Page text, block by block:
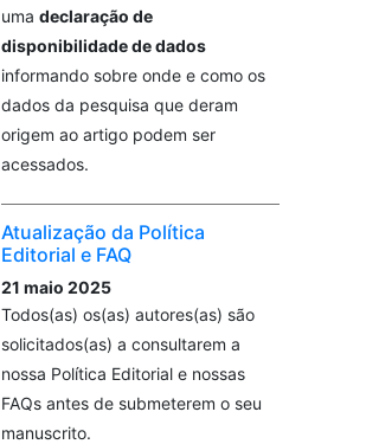
uma declaração de
disponibilidade de dados
informando sobre onde e como os
dados da pesquisa que deram
origem ao artigo podem ser
acessados.
Atualização da Política
Editorial e FAQ
21 maio 2025
Todos(as) os(as) autores(as) são
solicitados(as) a consultarem a
nossa Política Editorial e nossas
FAQs antes de submeterem o seu
manuscrito.